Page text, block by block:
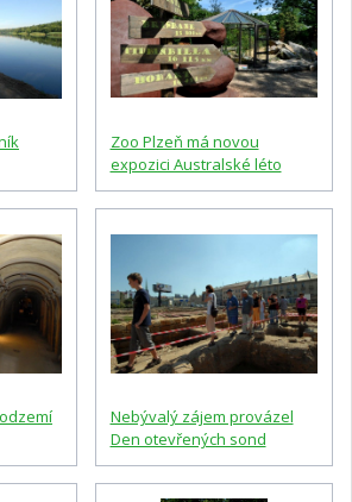
Zoo Plzeň má novou
expozici Australské léto
Nebývalý zájem provázel
Den otevřených sond